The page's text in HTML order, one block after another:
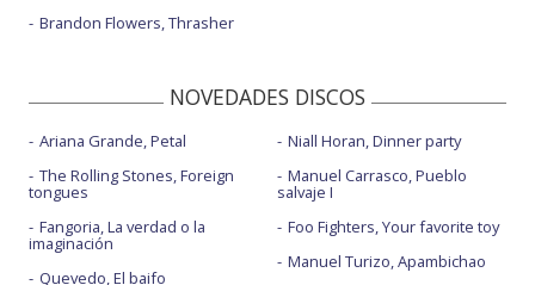
Brandon Flowers, Thrasher
NOVEDADES DISCOS
Ariana Grande, Petal
The Rolling Stones, Foreign
tongues
Fangoria, La verdad o la
imaginación
Quevedo, El baifo
Niall Horan, Dinner party
Manuel Carrasco, Pueblo
salvaje I
Foo Fighters, Your favorite toy
Manuel Turizo, Apambichao